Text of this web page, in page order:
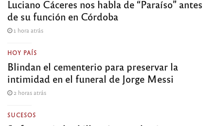
Luciano Cáceres nos habla de “Paraíso” antes
de su función en Córdoba
1 hora atrás
HOY PAÍS
Blindan el cementerio para preservar la
intimidad en el funeral de Jorge Messi
2 horas atrás
SUCESOS